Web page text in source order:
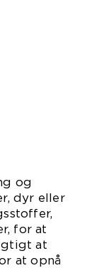
og
dyr eller
for at
at
at opnå